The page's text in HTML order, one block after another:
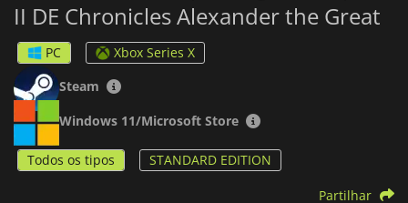
II DE Chronicles Alexander the Great
PC
Xbox Series X
Steam
Windows 11/Microsoft Store
Todos os tipos STANDARD EDITION
Partilhar